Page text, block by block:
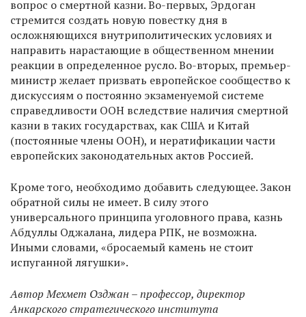
вопрос о смертной казни. Во-первых, Эрдоган
стремится создать новую повестку дня в
осложняющихся внутриполитических условиях и
направить нарастающие в общественном мнении
реакции в определенное русло. Во-вторых, премьер-
министр желает призвать европейское сообщество к
дискуссиям о постоянно экзаменуемой системе
справедливости ООН вследствие наличия смертной
казни в таких государствах, как США и Китай
(постоянные члены ООН), и нератификации части
европейских законодательных актов Россией.
Кроме того, необходимо добавить следующее. Закон
обратной силы не имеет. В силу этого
универсального принципа уголовного права, казнь
Абдуллы Оджалана, лидера РПК, не возможна.
Иными словами, «бросаемый камень не стоит
испуганной лягушки».
Автор Мехмет Озджан – профессор, директор
Анкарского стратегического института